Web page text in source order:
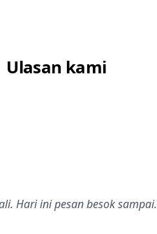
Ulasan kami
Hari ini pesan besok sampai.